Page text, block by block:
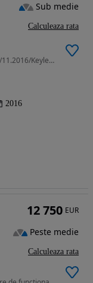
1995 cm3 • 190 CP • 520d 190CP X-Drive Luxury/11.2016/Keyless Entry-Go/LED/NBT/Piele
2016
Sub medie
Calculeaza rata
12 750 EUR
Peste medie
Calculeaza rata